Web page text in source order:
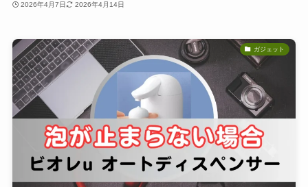
2026年4月7日 2026年4月14日
ガジェット